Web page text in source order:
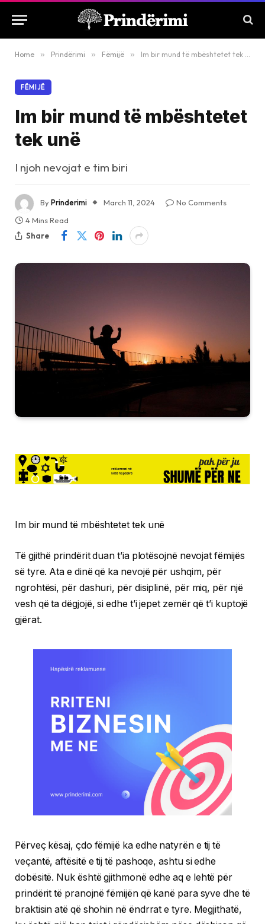
Home » Prindërimi » Fëmijë » Im bir mund të mbështetet tek unë
FËMIJË
Im bir mund të mbështetet
tek unë
I njoh nevojat e tim biri
ByPrinderimi March 11, 2024
No Comments
4 Mins Read
Share
Im bir mund të mbështetet tek unë
Të gjithë prindërit duan t’ia plotësojnë nevojat fëmijës
së tyre. Ata e dinë që ka nevojë për ushqim, për
ngrohtësi, për dashuri, për disiplinë, për miq, për një
vesh që ta dëgjojë, si edhe t’i jepet zemër që t’i kuptojë
gjërat.
Përveç kësaj, çdo fëmijë ka edhe natyrën e tij të
veçantë, aftësitë e tij të pashoqe, ashtu si edhe
dobësitë. Nuk është gjithmonë edhe aq e lehtë për
prindërit të pranojnë fëmijën që kanë para syve dhe të
braktisin atë që shohin në ëndrrat e tyre. Megjithatë,